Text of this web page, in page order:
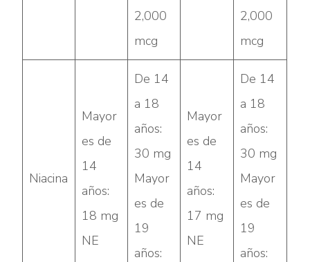
2,000
mcg
2,000
mcg
Niacina
Mayor
es de
14
años:
18 mg
NE
De 14
a 18
años:
30 mg
Mayor
es de
19
años:
Mayor
es de
14
años:
17 mg
NE
De 14
a 18
años:
30 mg
Mayor
es de
19
años: